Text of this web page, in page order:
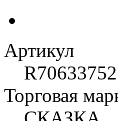
Артикул
Торговая